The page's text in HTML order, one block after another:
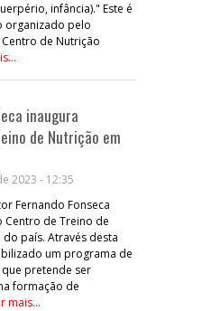
infância)." Este é
organizado pelo
de Nutrição
inaugura
de Nutrição em
2023 - 12:35
Fernando Fonseca
Centro de Treino de
país. Através desta
um programa de
pretende ser
formação de
mais...